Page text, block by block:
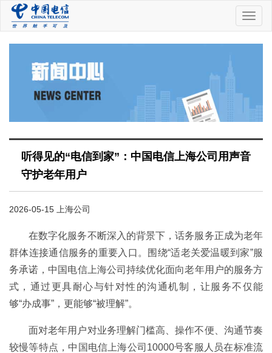
中
国
听得见的“电信到家”：中国电信上海公司用声音
守护老年用户
2026-05-15 上海公司
在数字化服务不断深入的背景下，话务服务正成为老年
群体连接通信服务的重要入口。围绕“适老关爱温暖到家”服
务承诺，中国电信上海公司持续优化面向老年用户的服务方
式，通过更具耐心与针对性的沟通机制，让服务不仅能
够“办成事”，更能够“被理解”。
面对老年用户对业务理解门槛高、操作不便、沟通节奏
较慢等特点，中国电信上海公司10000号客服人员在标准流